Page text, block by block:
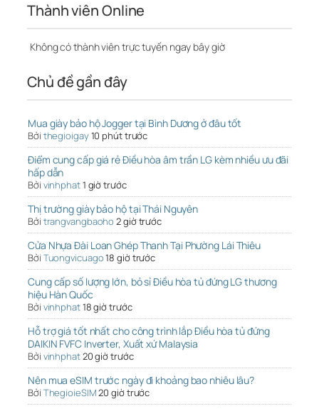
Thành viên Online
Không có thành viên trực tuyến ngay bây giờ
Chủ đề gần đây
Mua giày bảo hộ Jogger tại Bình Dương ở đâu tốt
Bởi thegioigay10 phút trước
Điểm cung cấp giá rẻ Điều hòa âm trần LG kèm nhiều ưu đãi
hấp dẫn
Bởi vinhphat1 giờ trước
Thị trường giày bảo hộ tại Thái Nguyên
Bởi trangvangbaoho 2 giờ trước
Cửa Nhựa Đài Loan Ghép Thanh Tại Phường Lái Thiêu
Bởi Tuongvicuago18 giờ trước
Cung cấp số lượng lớn, bỏ sỉ Điều hòa tủ đứng LG thương
hiệu Hàn Quốc
Bởi vinhphat18 giờ trước
Hỗ trợ giá tốt nhất cho công trình lắp Điều hòa tủ đứng
DAIKIN FVFC Inverter, Xuất xứ Malaysia
Bởi vinhphat20 giờ trước
Nên mua eSIM trước ngày đi khoảng bao nhiêu lâu?
Bởi ThegioieSIM20 giờ trước